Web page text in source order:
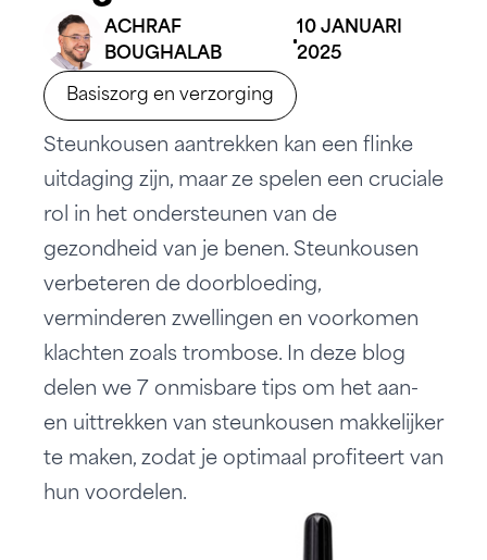
ACHRAF
BOUGHALAB
10 JANUARI
2025
Basiszorg en verzorging
Steunkousen aantrekken kan een flinke
uitdaging zijn, maar ze spelen een cruciale
rol in het ondersteunen van de
gezondheid van je benen. Steunkousen
verbeteren de doorbloeding,
verminderen zwellingen en voorkomen
klachten zoals trombose. In deze blog
delen we 7 onmisbare tips om het aan-
en uittrekken van steunkousen makkelijker
te maken, zodat je optimaal profiteert van
hun voordelen.